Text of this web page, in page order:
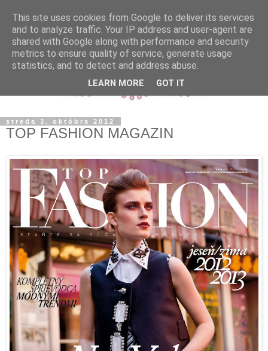
streda 3. októbra 2012
TOP FASHION MAGAZIN
This site uses cookies from Google to deliver its services
and to analyze traffic. Your IP address and user-agent are
shared with Google along with performance and security
metrics to ensure quality of service, generate usage
statistics, and to detect and address abuse.
LEARN MORE GOT IT